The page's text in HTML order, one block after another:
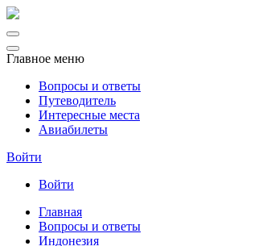
Главное меню
Вопросы и ответы
Путеводитель
Интересные места
Авиабилеты
Войти
Войти
Главная
Вопросы и ответы
Индонезия